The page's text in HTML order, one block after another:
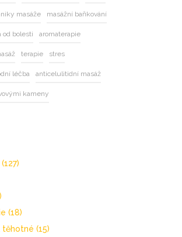
masáže masážní baňkování
od bolesti aromaterapie
terapie stres
léčba anticelulitidní masáž
kameny
(127)
(18)
těhotné (15)